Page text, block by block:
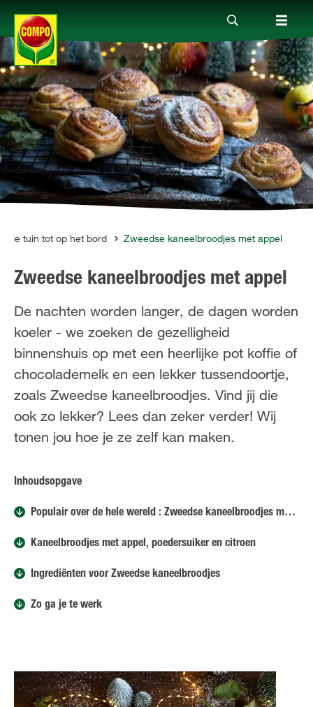
Producten
Advies
Thema's
Tot je dienst
Onderneming
de tuin tot op het bord Zweedse kaneelbroodjes met appel
Zweedse kaneelbroodjes met appel
De nachten worden langer, de dagen worden
koeler - we zoeken de gezelligheid
binnenshuis op met een heerlijke pot koffie of
chocolademelk en een lekker tussendoortje,
zoals Zweedse kaneelbroodjes. Vind jij die
ook zo lekker? Lees dan zeker verder! Wij
tonen jou hoe je ze zelf kan maken.
Inhoudsopgave
Populair over de hele wereld : Zweedse kaneelbroodjes met appel
Kaneelbroodjes met appel, poedersuiker en citroen
Ingrediënten voor Zweedse kaneelbroodjes
Zo ga je te werk